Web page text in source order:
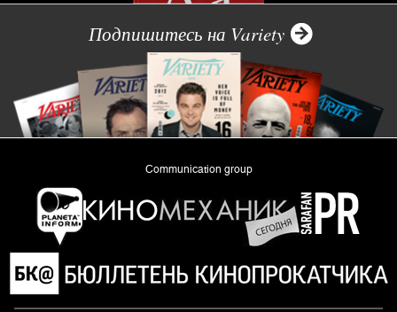
Подпишитесь на Variety
Communication group
«Planeta Inform»